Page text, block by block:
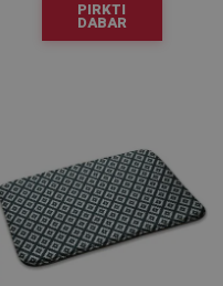
PIRKTI
DABAR